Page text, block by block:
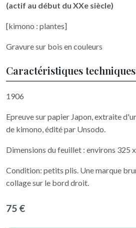
(actif au début du XXe siècle)
[kimono : plantes]
Gravure sur bois en couleurs
Caractéristiques techniques
1906
Epreuve sur papier Japon, extraite
de kimono, édité par Unsodo.
Dimensions du feuillet : environs 325
Condition: petits plis. Une marque
collage sur le bord droit.
75 €